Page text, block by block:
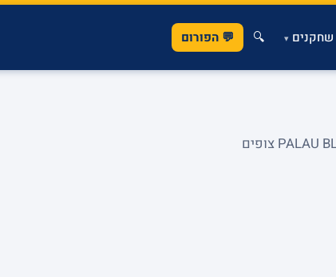
שחקנים▾
🔍 💬 הפורום